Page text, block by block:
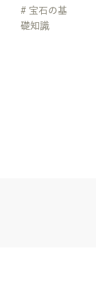
# 宝石の基
礎知識